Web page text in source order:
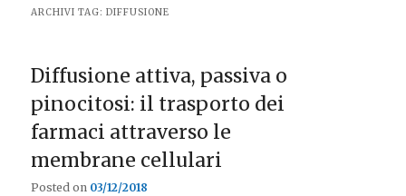
ARCHIVI TAG:DIFFUSIONE
Diffusione attiva, passiva o
pinocitosi: il trasporto dei
farmaci attraverso le
membrane cellulari
Posted on 03/12/2018